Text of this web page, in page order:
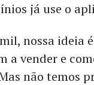
já use o
nossa ideia
a vender e
não temos